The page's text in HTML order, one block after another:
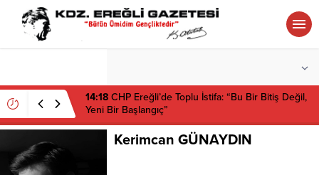
14:18 CHP Ereğli’de Toplu İstifa: “Bu Bir Bitiş Değil,
Yeni Bir Başlangıç”
Kerimcan GÜNAYDIN